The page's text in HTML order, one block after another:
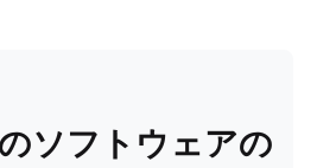
ソフトウェアの